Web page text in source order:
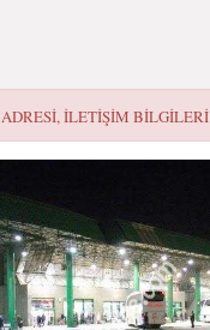
ADRESI, ILETIŞIM BILGILERI